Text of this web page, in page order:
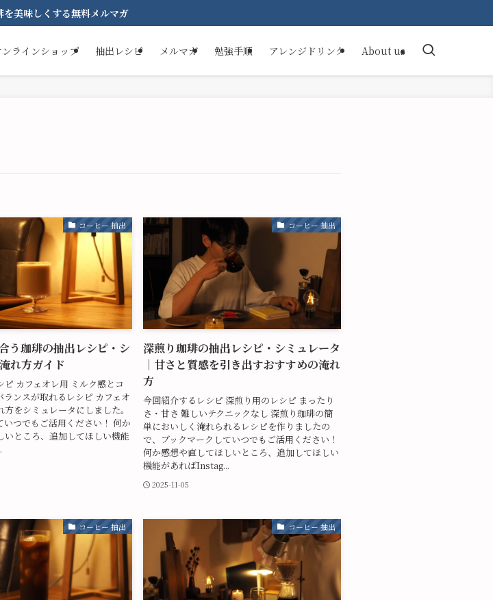
を美味しくする無料メルマガ
ンラインショップ 抽出レシピ メルマガ 勉強手順 アレンジドリンク About us
コーヒー 抽出
う珈琲の抽出レシピ・シ
れ方ガイド
ピ カフェオレ用 ミルク感とコ
ランスが取れるレシピ カフェオ
をシミュレータにしました。
いつでもご活用ください！ 何か
いところ、追加してほしい機能
コーヒー 抽出
深煎り珈琲の抽出レシピ・シミュレータ
｜甘さと質感を引き出すおすすめの淹れ
方
今回紹介するレシピ 深煎り用のレシピ まったり
さ・甘さ 難しいテクニックなし 深煎り珈琲の簡
単においしく淹れられるレシピを作りましたの
で、ブックマークしていつでもご活用ください！
何か感想や直してほしいところ、追加してほしい
機能があればInstag...
2025-11-05
コーヒー 抽出 コーヒー 抽出